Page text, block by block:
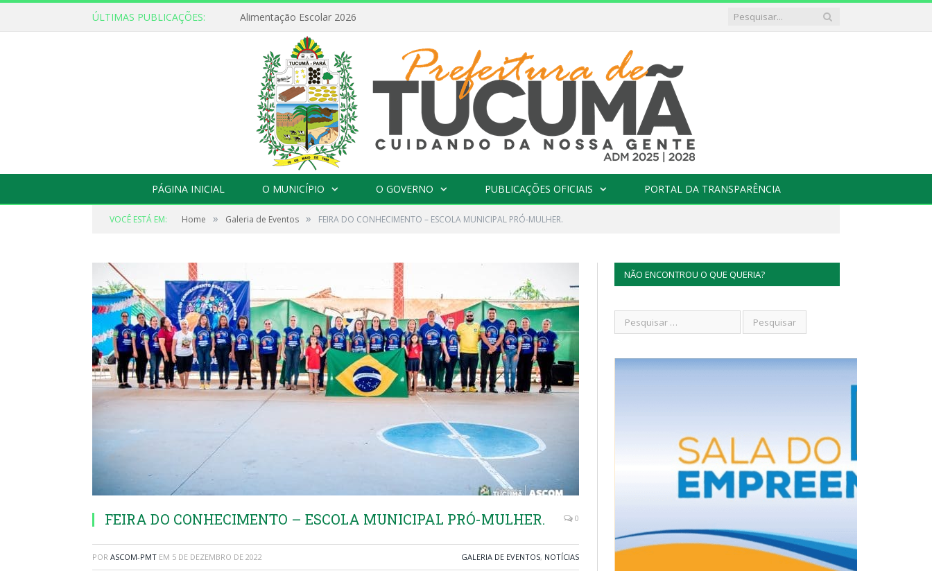
ÚLTIMAS PUBLICAÇÕES: Alimentação Escolar 2026
PÁGINA INICIAL O MUNICÍPIO O GOVERNO PUBLICAÇÕES OFICIAIS PORTAL DA TRANSPARÊNCIA
VOCÊ ESTÁ EM: Home » Galeria de Eventos » FEIRA DO CONHECIMENTO – ESCOLA MUNICIPAL PRÓ-MULHER.
FEIRA DO CONHECIMENTO – ESCOLA MUNICIPAL PRÓ-MULHER. 0
POR ASCOM-PMT EM 5 DE DEZEMBRO DE 2022 GALERIA DE EVENTOS, NOTÍCIAS
NÃO ENCONTROU O QUE QUERIA?